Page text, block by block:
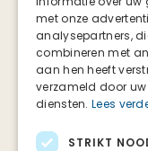
TikTok
met onze
analysepartners,
combineren met
aan hen heeft
verzameld door
diensten. Lees
STRIKT